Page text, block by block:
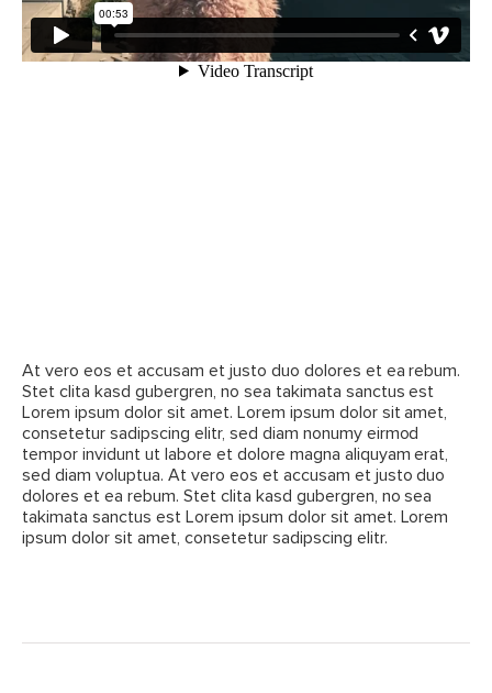
At vero eos et accusam et justo duo dolores et ea rebum.
Stet clita kasd gubergren, no sea takimata sanctus est
Lorem ipsum dolor sit amet. Lorem ipsum dolor sit amet,
consetetur sadipscing elitr, sed diam nonumy eirmod
tempor invidunt ut labore et dolore magna aliquyam erat,
sed diam voluptua. At vero eos et accusam et justo duo
dolores et ea rebum. Stet clita kasd gubergren, no sea
takimata sanctus est Lorem ipsum dolor sit amet. Lorem
ipsum dolor sit amet, consetetur sadipscing elitr.